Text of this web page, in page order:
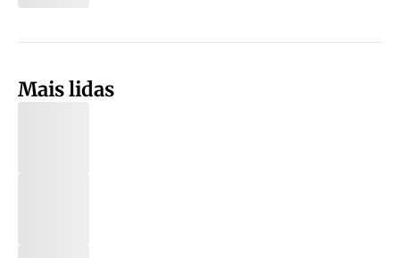
Mais lidas